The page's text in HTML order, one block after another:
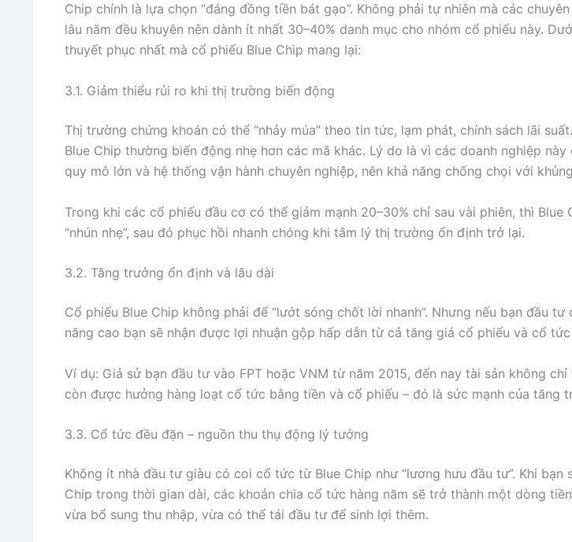
Chip chính là lựa chọn “đáng đồng tiền bát gạo”. Không phải tự nhiên mà các
lâu năm đều khuyên nên dành ít nhất 30–40% danh mục cho nhóm cổ phiếu này.
thuyết phục nhất mà cổ phiếu Blue Chip mang lại:
3.1. Giảm thiểu rủi ro khi thị trường biến động
Thị trường chứng khoán có thể “nhảy múa” theo tin tức, lạm phát, chính sách lãi
Blue Chip thường biến động nhẹ hơn các mã khác. Lý do là vì các doanh nghiệp này
quy mô lớn và hệ thống vận hành chuyên nghiệp, nên khả năng chống chọi với
Trong khi các cổ phiếu đầu cơ có thể giảm mạnh 20–30% chỉ sau vài phiên, thì Blue
“nhún nhẹ”, sau đó phục hồi nhanh chóng khi tâm lý thị trường ổn định trở lại.
3.2. Tăng trưởng ổn định và lâu dài
Cổ phiếu Blue Chip không phải để “lướt sóng chốt lời nhanh”. Nhưng nếu bạn đầu tư
năng cao bạn sẽ nhận được lợi nhuận gộp hấp dẫn từ cả tăng giá cổ phiếu và cổ
Ví dụ: Giả sử bạn đầu tư vào FPT hoặc VNM từ năm 2015, đến nay tài sản không
còn được hưởng hàng loạt cổ tức bằng tiền và cổ phiếu – đó là sức mạnh của tăng
3.3. Cổ tức đều đặn – nguồn thu thụ động lý tưởng
Không ít nhà đầu tư giàu có coi cổ tức từ Blue Chip như “lương hưu đầu tư”. Khi bạn
Chip trong thời gian dài, các khoản chia cổ tức hàng năm sẽ trở thành một dòng
vừa bổ sung thu nhập, vừa có thể tái đầu tư để sinh lợi thêm.